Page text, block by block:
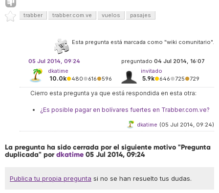
trabber trabber.com.ve vuelos pasajes
Esta pregunta está marcada como "wiki comunitario".
preguntado 04 Jul 2014, 16:07
invitado
5.9k●646●725●729
05 Jul 2014, 09:24
dkatime
10.0k●480●616●596
Cierro esta pregunta ya que está respondida en esta otra:
¿Es posible pagar en bolívares fuertes en Trabber.com.ve?
(05 Jul 2014, 09:24)
dkatime
La pregunta ha sido cerrada por el siguiente motivo "Pregunta
duplicada" por dkatime 05 Jul 2014, 09:24
Publica tu propia pregunta si no se han resuelto tus dudas.